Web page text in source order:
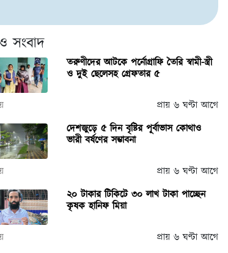
সংবাদ
তরুণীদের আটকে পর্নোগ্রাফি তৈরি স্বামী-স্ত্রী
ও দুই ছেলেসহ গ্রেফতার ৫
প্রায় ৬ ঘণ্টা আগে
দেশজুড়ে ৫ দিন বৃষ্টির পূর্বাভাস কোথাও
ভারী বর্ষণের সম্ভাবনা
প্রায় ৬ ঘণ্টা আগে
২০ টাকার টিকিটে ৩০ লাখ টাকা পাচ্ছেন
কৃষক হানিফ মিয়া
প্রায় ৬ ঘণ্টা আগে